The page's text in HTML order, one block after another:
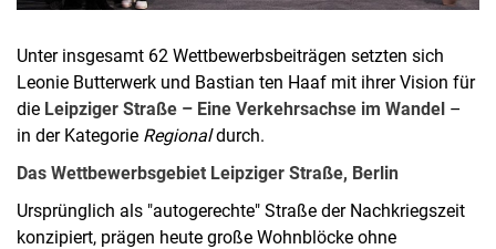
Unter insgesamt 62 Wettbewerbsbeiträgen setzten sich
Leonie Butterwerk und Bastian ten Haaf mit ihrer Vision für
die Leipziger Straße – Eine Verkehrsachse im Wandel –
in der Kategorie Regionaldurch.
Das Wettbewerbsgebiet Leipziger Straße, Berlin
Ursprünglich als "autogerechte" Straße der Nachkriegszeit
konzipiert, prägen heute große Wohnblöcke ohne